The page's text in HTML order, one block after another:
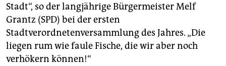
Stadt“, so der langjährige Bürgermeister Melf
Grantz (SPD) bei der ersten
Stadtverordnetenversammlung des Jahres. „Die
liegen rum wie faule Fische, die wir aber noch
verhökern können!“